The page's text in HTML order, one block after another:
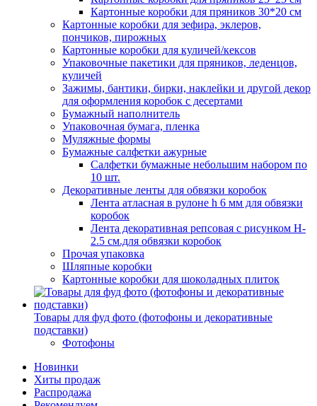
Картонные коробки для пряников 30*20 см
Картонные коробки для зефира, эклеров,
пончиков, пирожных
Картонные коробки для куличей/кексов
Упаковочные пакетики для пряников, леденцов,
куличей
Зажимы, бантики, бирки, наклейки и другой декор
для оформления коробок с десертами
Бумажный наполнитель
Упаковочная бумага, пленка
Муляжные формы
Бумажные салфетки ажурные
Салфетки бумажные небольшим набором по
10 шт.
Декоративные ленты для обвязки коробок
Лента атласная в рулоне h 6 мм для обвязки
коробок
Лента декоративная репсовая с рисунком H-
2.5 см.для обвязки коробок
Прочая упаковка
Шляпные коробки
Картонные коробки для шоколадных плиток
Товары для фуд фото (фотофоны и декоративные
подставки)
Фотофоны
Новинки
Хиты продаж
Распродажа